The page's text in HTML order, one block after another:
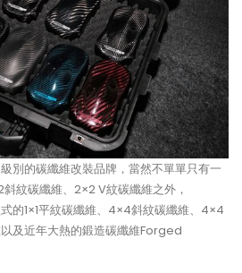
別的碳纖維改裝品牌，當然不單單只有一
紋碳纖維、2×2 V紋碳纖維之外，
的1×1平紋碳纖維、4×4斜紋碳纖維、4×4
及近年大熱的鍛造碳纖維Forged
Honda
!! 承重
【不能錯過的最新升級改
Instagram Reels】
【全球限量一部!! McLaren
650S Project Kilo升級攻